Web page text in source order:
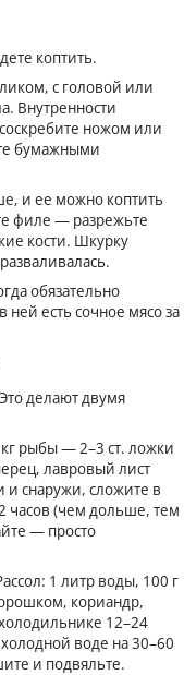
коптить.
с головой или
Внутренности
ножом или
бумажными
и ее можно коптить
филе — разрежьте
кости. Шкурку
обязательно
есть сочное мясо за
делают двумя
рыбы — 2–3 ст. ложки
лавровый лист
и снаружи, сложите в
часов (чем дольше, тем
— просто
1 литр воды, 100 г
кориандр,
12–24
воде на 30–60
и подвяльте.